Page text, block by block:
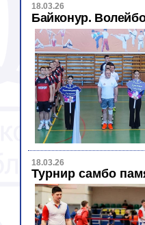
18.03.26
Байконур.
18.03.26
Турнир самбо